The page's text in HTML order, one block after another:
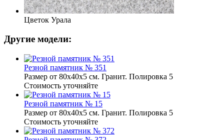
Цветок Урала
Другие модели:
Резной памятник № 351
Размер от 80х40х5 см. Гранит. Полировка 5
Стоимость уточняйте
Резной памятник № 15
Размер от 80х40х5 см. Гранит. Полировка 5
Стоимость уточняйте